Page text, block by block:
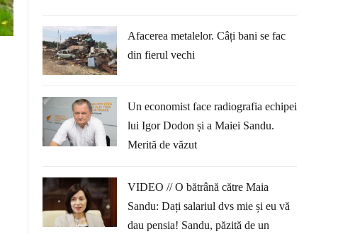
Afacerea metalelor. Câți bani se fac
din fierul vechi
Un economist face radiografia echipei
lui Igor Dodon și a Maiei Sandu.
Merită de văzut
VIDEO // O bătrână către Maia
Sandu: Dați salariul dvs mie și eu vă
dau pensia! Sandu, păzită de un